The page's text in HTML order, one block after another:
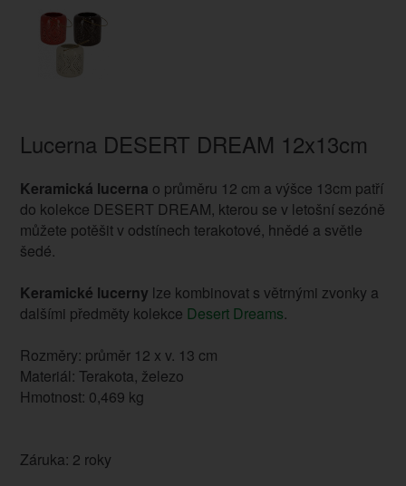
Lucerna DESERT DREAM 12x13cm
Keramická lucerna o průměru 12 cm a výšce 13cm patří
do kolekce DESERT DREAM, kterou se v letošní sezóně
můžete potěšit v odstínech terakotové, hnědé a světle
šedé.
Keramické lucerny lze kombinovat s větrnými zvonky a
dalšími předměty kolekce Desert Dreams.
Rozměry: průměr 12 x v. 13 cm
Materiál: Terakota, železo
Hmotnost: 0,469 kg
Záruka: 2 roky